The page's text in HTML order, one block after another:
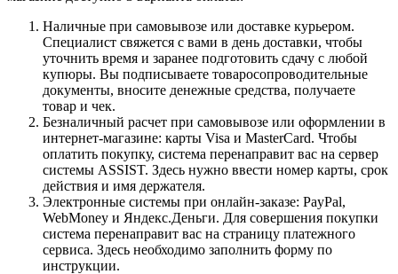
Наличные при самовывозе или доставке курьером.
Специалист свяжется с вами в день доставки, чтобы
уточнить время и заранее подготовить сдачу с любой
купюры. Вы подписываете товаросопроводительные
документы, вносите денежные средства, получаете
товар и чек.
Безналичный расчет при самовывозе или оформлении в
интернет-магазине: карты Visa и MasterCard. Чтобы
оплатить покупку, система перенаправит вас на сервер
системы ASSIST. Здесь нужно ввести номер карты, срок
действия и имя держателя.
Электронные системы при онлайн-заказе: PayPal,
WebMoney и Яндекс.Деньги. Для совершения покупки
система перенаправит вас на страницу платежного
сервиса. Здесь необходимо заполнить форму по
инструкции.